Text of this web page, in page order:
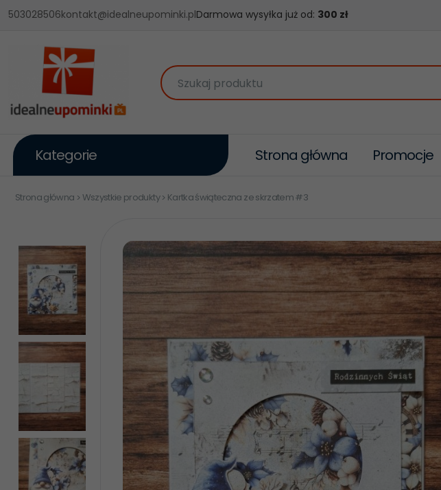
503028506kontakt@idealneupominki.plDarmowa wysyłka już od: 300 zł
Szukaj produktu
Kategorie Strona główna Promocje
Strona główna Wszystkie produkty Kartka świąteczna ze skrzatem #3